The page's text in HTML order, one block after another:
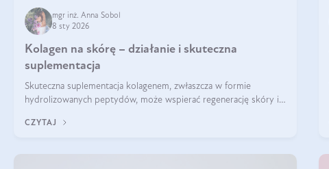
mgr inż. Anna Sobol
8 sty 2026
Kolagen na skórę – działanie i skuteczna
suplementacja
Skuteczna suplementacja kolagenem, zwłaszcza w formie
hydrolizowanych peptydów, może wspierać regenerację skóry i
regularnością stosowania.
CZYTAJ